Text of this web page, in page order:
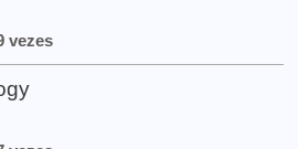
vezes